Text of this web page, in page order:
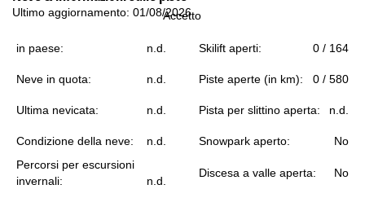
Accetto
Ultimo aggiornamento: 01/08/2026
in paese: n.d. Skilift aperti: 0 / 164
Neve in quota: n.d. Piste aperte (in km): 0 / 580
Ultima nevicata: n.d. Pista per slittino aperta: n.d.
Condizione della neve: n.d. Snowpark aperto:
No
Percorsi per escursioni
invernali:
n.d.
Discesa a valle aperta: No